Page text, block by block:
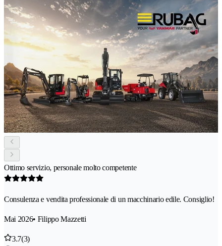
Ottimo servizio, personale molto competente
Consulenza e vendita professionale di un macchinario edile. Consiglio!
Mai 2026• Filippo Mazzetti
3.7(3)